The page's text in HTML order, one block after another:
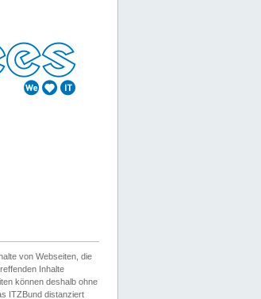
von Webseiten, die
Inhalte
können deshalb ohne
ITZBund distanziert